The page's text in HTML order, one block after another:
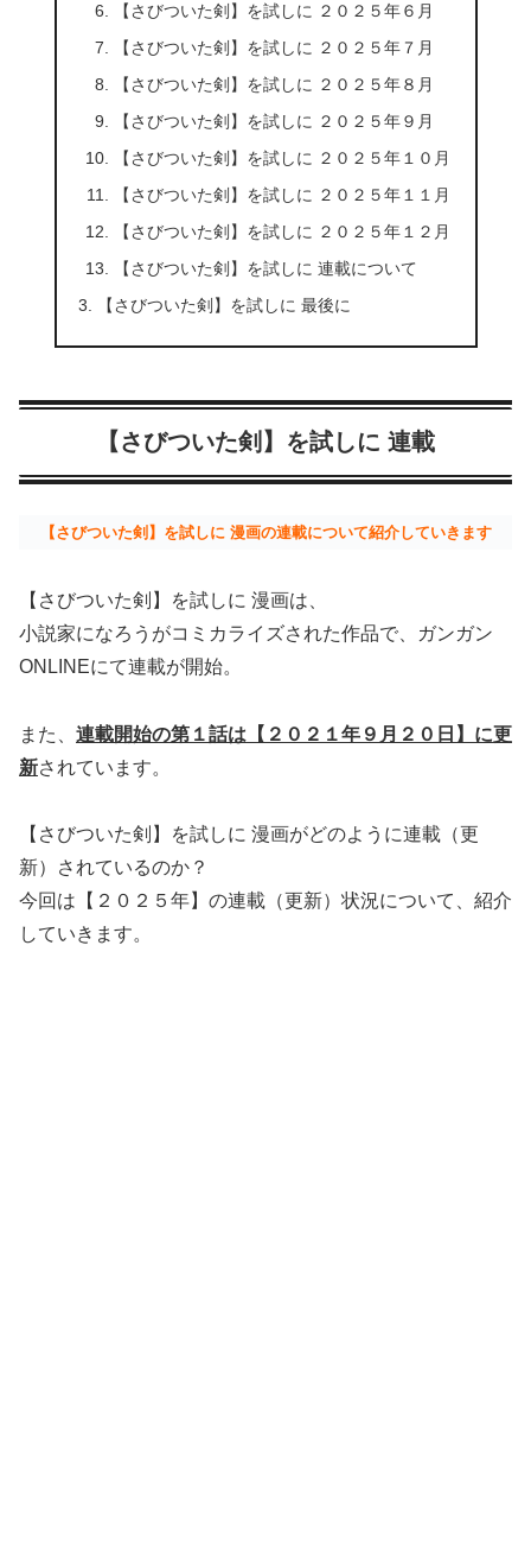
【さびついた剣】を試しに ２０２５年６月
【さびついた剣】を試しに ２０２５年７月
【さびついた剣】を試しに ２０２５年８月
【さびついた剣】を試しに ２０２５年９月
【さびついた剣】を試しに ２０２５年１０月
【さびついた剣】を試しに ２０２５年１１月
【さびついた剣】を試しに ２０２５年１２月
【さびついた剣】を試しに 連載について
【さびついた剣】を試しに 最後に
【さびついた剣】を試しに 連載
【さびついた剣】を試しに 漫画の連載について紹介していきます
【さびついた剣】を試しに 漫画は、
小説家になろうがコミカライズされた作品で、ガンガン
ONLINEにて連載が開始。
また、 連載開始の第１話は【２０２１年９月２０日】に更
新されています。
【さびついた剣】を試しに 漫画がどのように連載（更
新）されているのか？
今回は【２０２５年】の連載（更新）状況について、紹介
していきます。